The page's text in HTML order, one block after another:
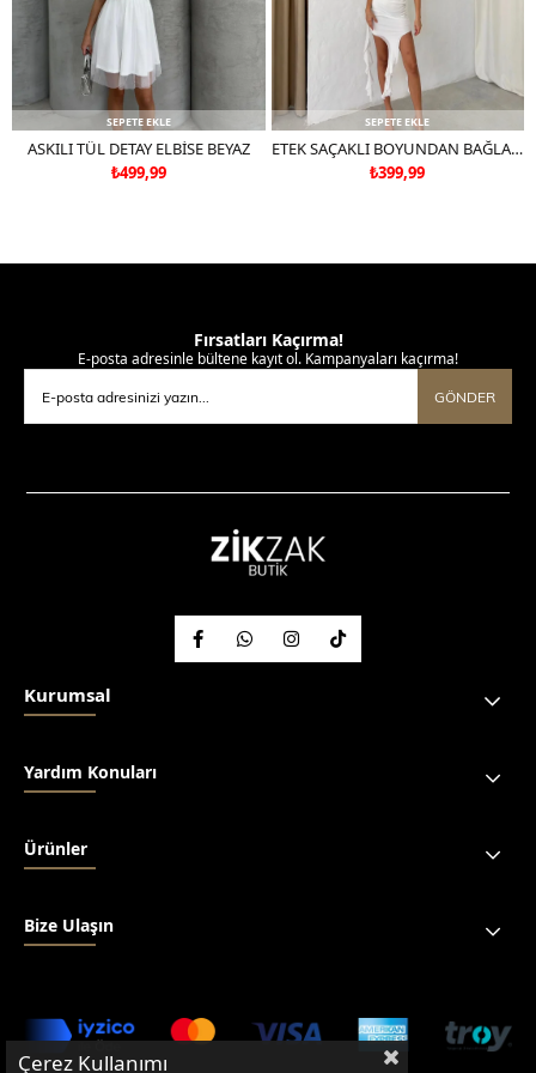
SEPETE EKLE
ASKILI TÜL DETAY ELBİSE BEYAZ
₺499,99
SEPETE EKLE
ETEK SAÇAKLI BOYUNDAN BAĞLAMALI TÜL ASTARLI ELBİSE BEYAZ
₺399,99
Fırsatları Kaçırma!
E-posta adresinle bültene kayıt ol. Kampanyaları kaçırma!
GÖNDER
Kurumsal
Yardım Konuları
Ürünler
Bize Ulaşın
Çerez Kullanımı